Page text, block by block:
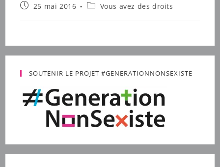
Publication
25 mai 2016
PostVous avez des droits
SOUTENIR LE PROJET #GENERATIONNONSEXISTE